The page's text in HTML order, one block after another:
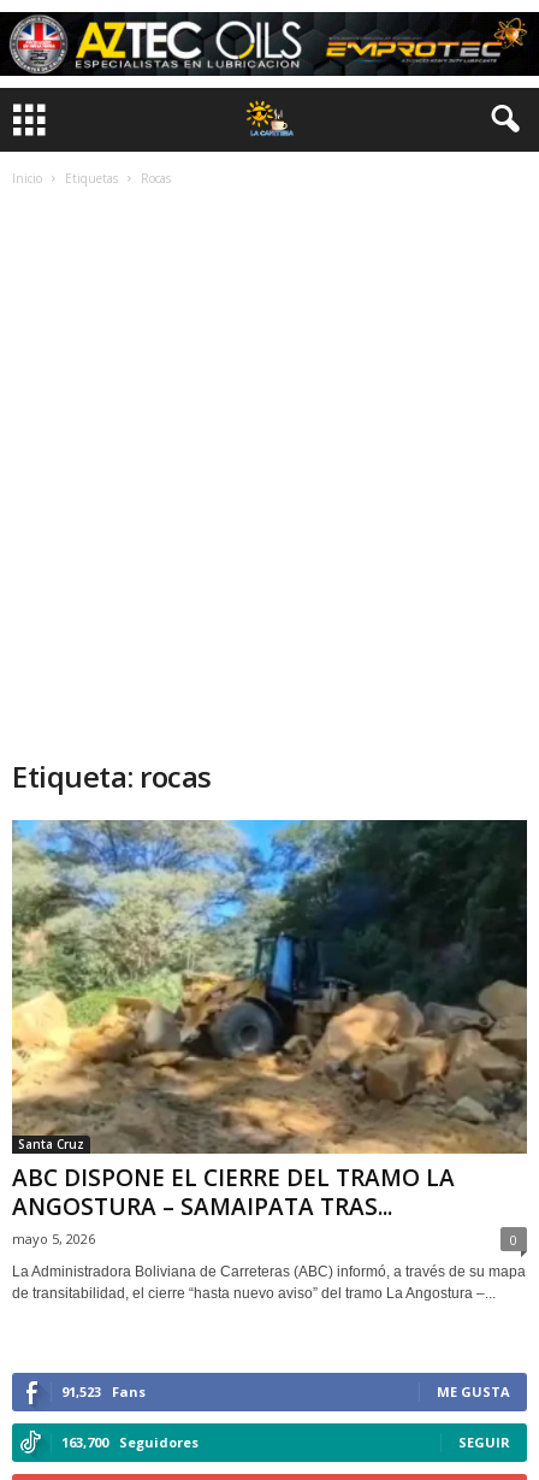
Inicio Etiquetas Rocas
Etiqueta: rocas
Santa Cruz
ABC DISPONE EL CIERRE DEL TRAMO LA
ANGOSTURA – SAMAIPATA TRAS...
mayo 5, 2026 0
La Administradora Boliviana de Carreteras (ABC) informó, a través de su mapa
de transitabilidad, el cierre “hasta nuevo aviso” del tramo La Angostura –...
91,523 Fans ME GUSTA
163,700 Seguidores SEGUIR